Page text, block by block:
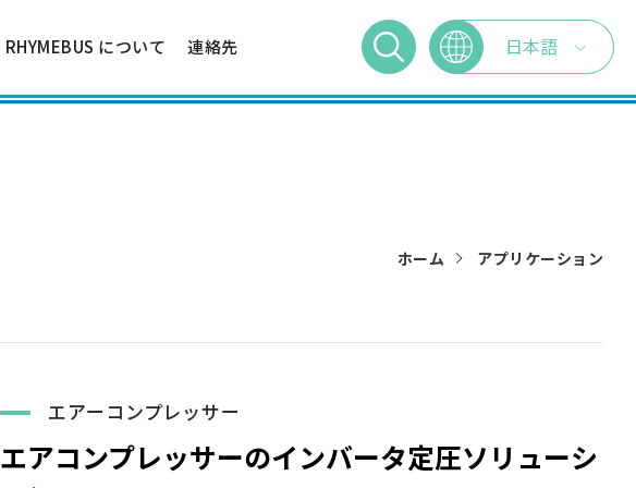
RHYMEBUS について 連絡先 日本語
ホーム アプリケーション
エアーコンプレッサー
エアコンプレッサーのインバータ定圧ソリューシ